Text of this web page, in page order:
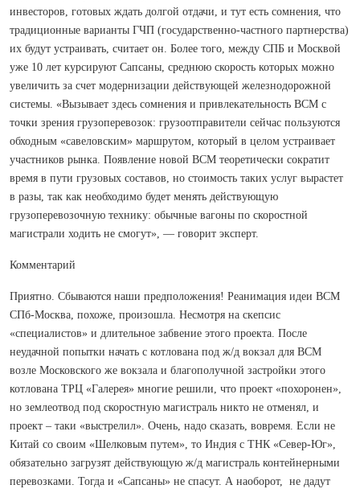
инвесторов, готовых ждать долгой отдачи, и тут есть сомнения, что
традиционные варианты ГЧП (государственно-частного партнерства)
их будут устраивать, считает он. Более того, между СПБ и Москвой
уже 10 лет курсируют Сапсаны, среднюю скорость которых можно
увеличить за счет модернизации действующей железнодорожной
системы. «Вызывает здесь сомнения и привлекательность ВСМ с
точки зрения грузоперевозок: грузоотправители сейчас пользуются
обходным «савеловским» маршрутом, который в целом устраивает
участников рынка. Появление новой ВСМ теоретически сократит
время в пути грузовых составов, но стоимость таких услуг вырастет
в разы, так как необходимо будет менять действующую
грузоперевозочную технику: обычные вагоны по скоростной
магистрали ходить не смогут», — говорит эксперт.
Комментарий
Приятно. Сбываются наши предположения! Реанимация идеи ВСМ
СПб-Москва, похоже, произошла. Несмотря на скепсис
«специалистов» и длительное забвение этого проекта. После
неудачной попытки начать с котлована под ж/д вокзал для ВСМ
возле Московского же вокзала и благополучной застройки этого
котлована ТРЦ «Галерея» многие решили, что проект «похоронен»,
но землеотвод под скоростную магистраль никто не отменял, и
проект – таки «выстрелил». Очень, надо сказать, вовремя. Если не
Китай со своим «Шелковым путем», то Индия с ТНК «Север-Юг»,
обязательно загрузят действующую ж/д магистраль контейнерными
перевозками. Тогда и «Сапсаны» не спасут. А наоборот, не дадут